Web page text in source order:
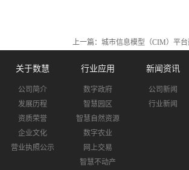
上一篇： 城市信息模型（CIM）平台
关于数慧
公司简介
发展历程
资质荣誉
企业文化
营业执照公示
行业应用
数字政府
智慧园区
智慧自然资源
数字农业
网上交易
智慧不动产
新闻资讯
公司新闻
行业新闻